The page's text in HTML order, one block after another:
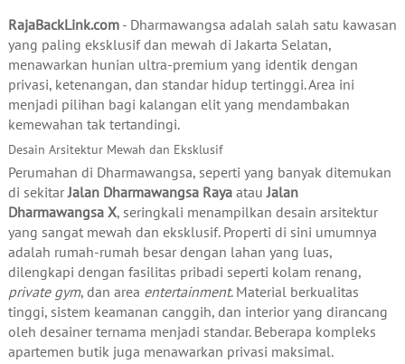
RajaBackLink.com- Dharmawangsa adalah salah satu kawasan
yang paling eksklusif dan mewah di Jakarta Selatan,
menawarkan hunian ultra-premium yang identik dengan
privasi, ketenangan, dan standar hidup tertinggi. Area ini
menjadi pilihan bagi kalangan elit yang mendambakan
kemewahan tak tertandingi.
Desain Arsitektur Mewah dan Eksklusif
Perumahan di Dharmawangsa, seperti yang banyak ditemukan
di sekitarJalan Dharmawangsa RayaatauJalan
Dharmawangsa X, seringkali menampilkan desain arsitektur
yang sangat mewah dan eksklusif. Properti di sini umumnya
adalah rumah-rumah besar dengan lahan yang luas,
dilengkapi dengan fasilitas pribadi seperti kolam renang,
private gym, dan area entertainment. Material berkualitas
tinggi, sistem keamanan canggih, dan interior yang dirancang
oleh desainer ternama menjadi standar. Beberapa kompleks
apartemen butik juga menawarkan privasi maksimal.